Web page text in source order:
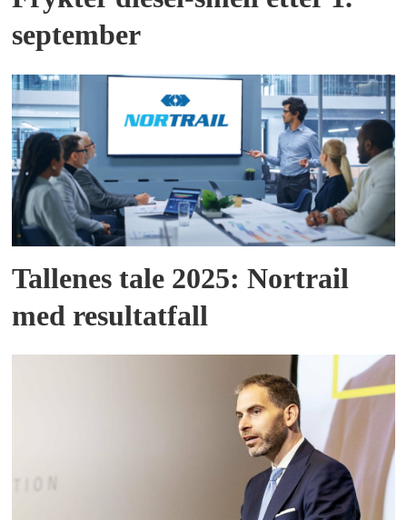
september
Tallenes tale 2025: Nortrail
med resultatfall